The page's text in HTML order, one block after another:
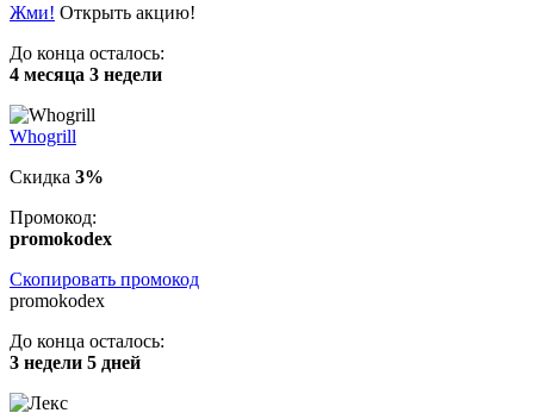
Жми! Открыть акцию!
До конца осталось:
4 месяца 3 недели
Whogrill
Скидка 3%
Промокод:
promokodex
Скопировать промокод
promokodex
До конца осталось:
3 недели 5 дней